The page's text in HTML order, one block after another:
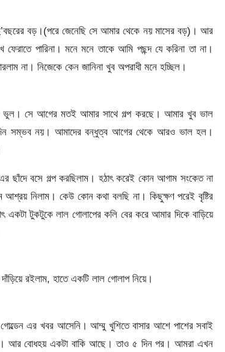
বড়।(পরে জেনেছি সে আমার থেকে নয় মাসের বড়)। আর
পারিনা। মনে মনে তাকে আমি পছন্দ যে করিনা তা না।
না। নিজেকে কেন জানিনা খুব অপরাধী মনে হচ্ছিল।
ভুল। সে আগের মতই আমার সাথে গল্প করছে। আমার খুব ভাল
দিন সম্ভব নয়। আমাদের বন্ধুত্ব আগের থেকে আরও ভাল হল।
এর ছাঁদে বসে গল্প করছিলাম। হঠাৎ করেই কোন আগাম সংকেত না
আশ্রয় নিলাম। কেউ কোন কথা বলছি না। কিছুক্ষণ পরেই বৃষ্টির
একটা টুকটুকে লাল গোলাপের কলি বের করে আমার দিকে বাড়িয়ে
রইলাম, হাতে একটি লাল গোলাপ নিয়ে।
এর খবর আসেনি। আম্মু খুশিতে বাসার আশে পাশের সবাই
শেষ। আর বোধহয় একটা বাকি আছে। তাও ৫ দিন পর। আমরা এখন